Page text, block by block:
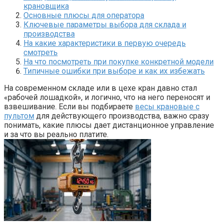
крановщика
Основные плюсы для оператора
Ключевые параметры выбора для склада и
производства
На какие характеристики в первую очередь
смотреть
На что посмотреть при покупке конкретной модели
Типичные ошибки при выборе и как их избежать
На современном складе или в цехе кран давно стал
«рабочей лошадкой», и логично, что на него переносят и
взвешивание. Если вы подбираете весы крановые с
пультом для действующего производства, важно сразу
понимать, какие плюсы дает дистанционное управление
и за что вы реально платите.